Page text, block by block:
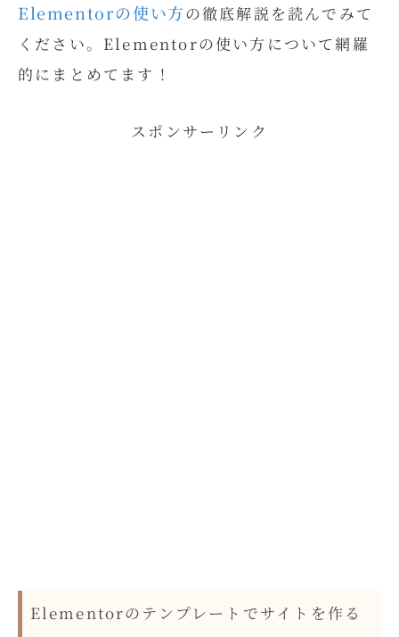
Elementorの使い方の徹底解説を読んでみて
ください。Elementorの使い方について網羅
的にまとめてます！
スポンサーリンク
Elementorのテンプレートでサイトを作る